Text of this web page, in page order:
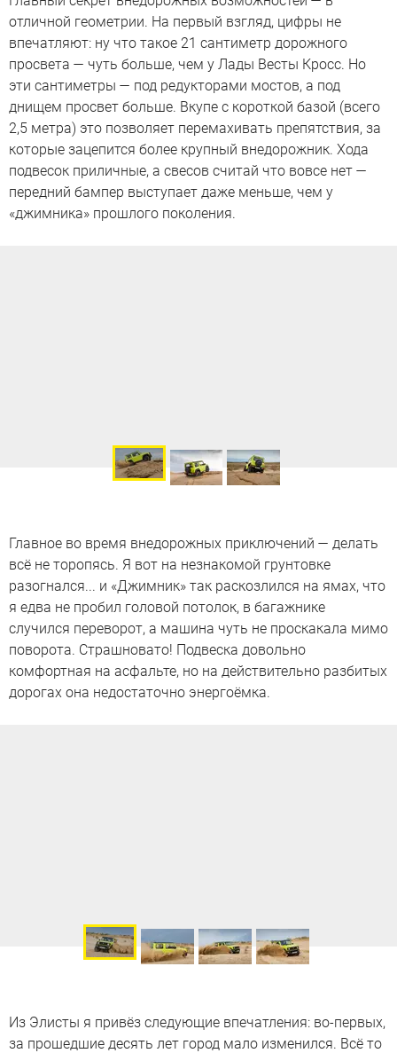
отличной геометрии. На первый взгляд, цифры не
впечатляют: ну что такое 21 сантиметр дорожного
просвета — чуть больше, чем у Лады Весты Кросс. Но
эти сантиметры — под редукторами мостов, а под
днищем просвет больше. Вкупе с короткой базой (всего
2,5 метра) это позволяет перемахивать препятствия, за
которые зацепится более крупный внедорожник. Хода
подвесок приличные, а свесов считай что вовсе нет —
передний бампер выступает даже меньше, чем у
«джимника» прошлого поколения.
Главное во время внедорожных приключений — делать
всё не торопясь. Я вот на незнакомой грунтовке
разогнался... и «Джимник» так раскозлился на ямах, что
я едва не пробил головой потолок, в багажнике
случился переворот, а машина чуть не проскакала мимо
поворота. Страшновато! Подвеска довольно
комфортная на асфальте, но на действительно разбитых
дорогах она недостаточно энергоёмка.
Из Элисты я привёз следующие впечатления: во-первых,
за прошедшие десять лет город мало изменился. Всё то